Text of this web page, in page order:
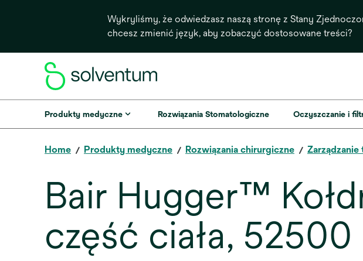
Wykryliśmy, że odwiedzasz naszą stronę z Stany
chcesz zmienić język, aby zobaczyć dostosowane treści?
Produkty medyczne Rozwiązania Stomatologiczne Oczyszczanie i
Home Produkty medyczne Rozwiązania chirurgiczne
Bair Hugger™
część ciała, 52500